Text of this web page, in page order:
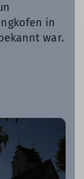
in
war.